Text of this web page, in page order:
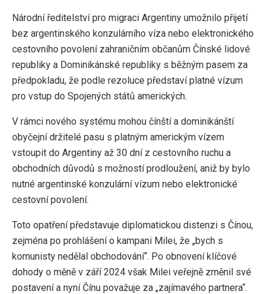
Národní ředitelství pro migraci Argentiny umožnilo přijetí
bez argentinského konzulárního víza nebo elektronického
cestovního povolení zahraničním občanům Čínské lidové
republiky a Dominikánské republiky s běžným pasem za
předpokladu, že podle rezoluce představí platné vízum
pro vstup do Spojených států amerických.
V rámci nového systému mohou čínští a dominikánští
obyčejní držitelé pasu s platným americkým vízem
vstoupit do Argentiny až 30 dní z cestovního ruchu a
obchodních důvodů s možností prodloužení, aniž by bylo
nutné argentinské konzulární vízum nebo elektronické
cestovní povolení.
Toto opatření představuje diplomatickou distenzi s Čínou,
zejména po prohlášení o kampani Milei, že „bych s
komunisty nedělal obchodování“. Po obnovení klíčové
dohody o měně v září 2024 však Milei veřejně změnil své
postavení a nyní Čínu považuje za „zajímavého partnera“.